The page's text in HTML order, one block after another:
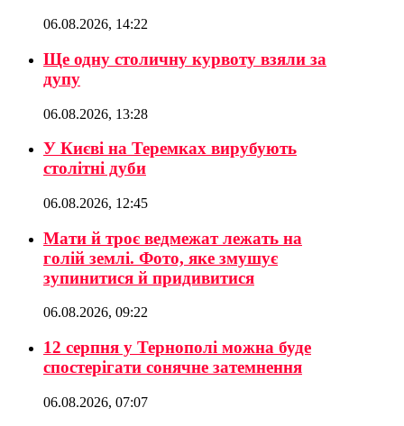
06.08.2026, 14:22
Ще одну столичну курвоту взяли за
дупу
06.08.2026, 13:28
У Києві на Теремках вирубують
столітні дуби
06.08.2026, 12:45
Мати й троє ведмежат лежать на
голій землі. Фото, яке змушує
зупинитися й придивитися
06.08.2026, 09:22
12 серпня у Тернополі можна буде
спостерігати сонячне затемнення
06.08.2026, 07:07